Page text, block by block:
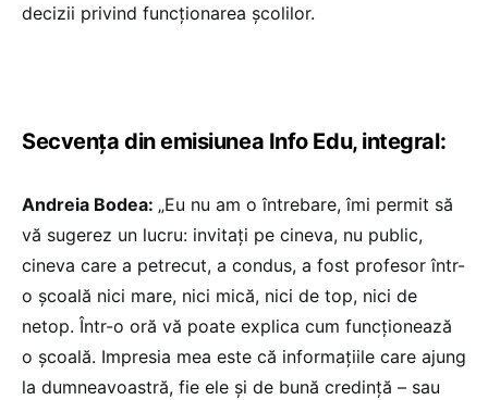
decizii privind funcționarea școlilor.
Secvența din emisiunea Info Edu, integral:
Andreia Bodea: „Eu nu am o întrebare, îmi permit să
vă sugerez un lucru: invitați pe cineva, nu public,
cineva care a petrecut, a condus, a fost profesor într-
o școală nici mare, nici mică, nici de top, nici de
netop. Într-o oră vă poate explica cum funcționează
o școală. Impresia mea este că informațiile care ajung
la dumneavoastră, fie ele și de bună credință – sau